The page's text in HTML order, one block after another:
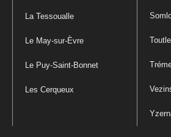
La Tessoualle
Le May-sur-Èvre
Le Puy-Saint-Bonnet
Les Cerqueux